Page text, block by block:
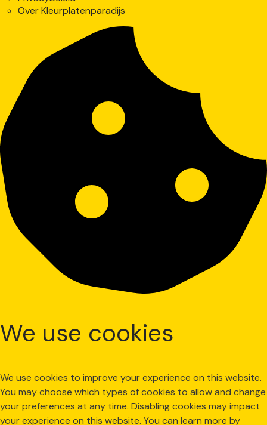
Over Kleurplatenparadijs
We use cookies
We use cookies to improve your experience on this website.
You may choose which types of cookies to allow and change
your preferences at any time. Disabling cookies may impact
your experience on this website. You can learn more by